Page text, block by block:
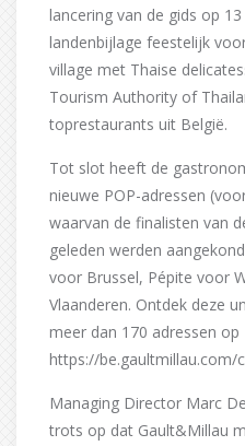
lancering van de gids op
landenbijlage feestelijk
village met Thaise
Tourism Authority of
toprestaurants uit België.
Tot slot heeft de
nieuwe POP-adressen
waarvan de finalisten van
geleden werden
voor Brussel, Pépite voor
Vlaanderen. Ontdek deze
meer dan 170 adressen op
https://be.gaultmillau.com/
Managing Director Marc
trots op dat Gault&Millau